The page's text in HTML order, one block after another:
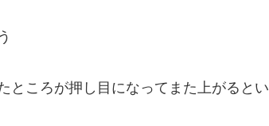
ところが押し目になってまた上がるとい